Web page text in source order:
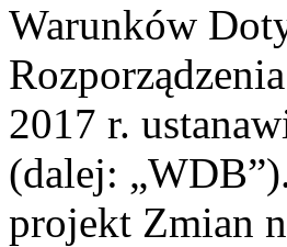
Warunków
2017 r.
(dalej:
projekt Zmian